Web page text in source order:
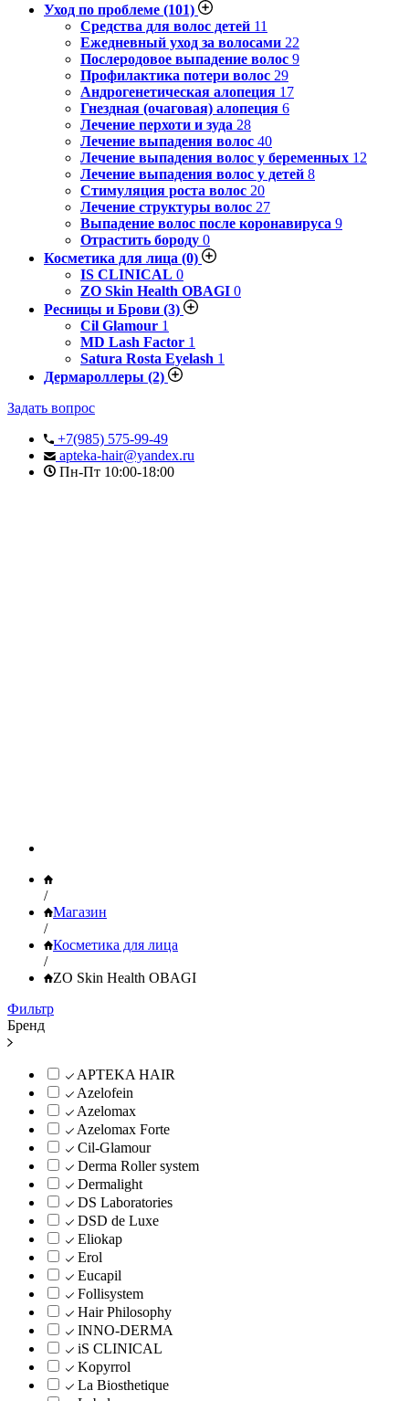
Уход по проблеме (101)
Средства для волос детей 11
Ежедневный уход за волосами 22
Послеродовое выпадение волос 9
Профилактика потери волос 29
Андрогенетическая алопеция 17
Гнездная (очаговая) алопеция 6
Лечение перхоти и зуда 28
Лечение выпадения волос 40
Лечение выпадения волос у беременных 12
Лечение выпадения волос у детей 8
Стимуляция роста волос 20
Лечение структуры волос 27
Выпадение волос после коронавируса 9
Отрастить бороду 0
Косметика для лица (0)
IS CLINICAL 0
ZO Skin Health OBAGI 0
Ресницы и Брови (3)
Cil Glamour 1
MD Lash Factor 1
Satura Rosta Eyelash 1
Дермароллеры (2)
Задать вопрос
+7(985) 575-99-49
apteka-hair@yandex.ru
Пн-Пт 10:00-18:00
/
Магазин
/
Косметика для лица
/
ZO Skin Health OBAGI
Фильтр
Бренд
APTEKA HAIR
Azelofein
Azelomax
Azelomax Forte
Cil-Glamour
Derma Roller system
Dermalight
DS Laboratories
DSD de Luxe
Eliokap
Erol
Eucapil
Follisystem
Hair Philosophy
INNO-DERMA
iS CLINICAL
Kopyrrol
La Biosthetique